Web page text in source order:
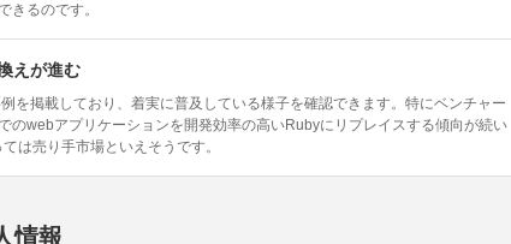
きるのです。
えが進む
を掲載しており、着実に普及している様子を確認できます。特にベンチャー
のwebアプリケーションを開発効率の高いRubyにリプレイスする傾向が続い
は売り手市場といえそうです。
情報